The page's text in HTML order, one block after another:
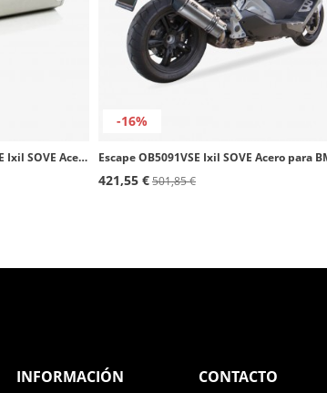
Escape OD5062VSE+OD5063VSE Ixil SOVE Acero para Ducati 750 SS (98)
-16%
421,55 €501,85 €
INFORMACIÓN CONTACTO